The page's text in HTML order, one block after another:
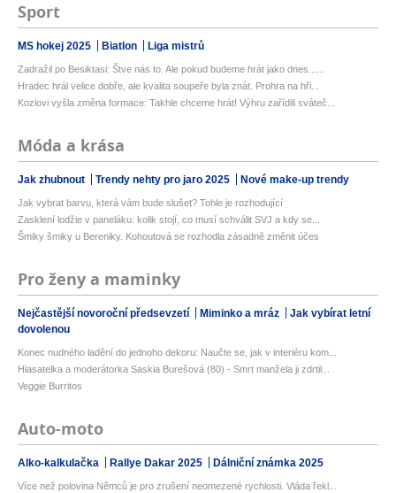
Sport
MS hokej 2025 Biatlon Liga mistrů
Zadražil po Besiktasi: Štve nás to. Ale pokud budeme hrát jako dnes......
Hradec hrál velice dobře, ale kvalita soupeře byla znát. Prohra na hři...
Kozlovi vyšla změna formace: Takhle chceme hrát! Výhru zařídili sváteč...
Móda a krása
Jak zhubnout Trendy nehty pro jaro 2025 Nové make-up trendy
Jak vybrat barvu, která vám bude slušet? Tohle je rozhodující
Zasklení lodžie v paneláku: kolik stojí, co musí schválit SVJ a kdy se...
Šmiky šmiky u Bereniky. Kohoutová se rozhodla zásadně změnit účes
Pro ženy a maminky
Nejčastější novoroční předsevzetí Miminko a mráz
Jak vybírat letní
dovolenou
Konec nudného ladění do jednoho dekoru: Naučte se, jak v interiéru kom...
Hlasatelka a moderátorka Saskia Burešová (80) - Smrt manžela ji zdrtil...
Veggie Burritos
Auto-moto
Alko-kalkulačka Rallye Dakar 2025 Dálniční známka 2025
Více než polovina Němců je pro zrušení neomezené rychlosti. Vláda řekl...